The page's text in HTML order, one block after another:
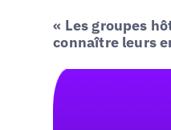
« Les groupes
connaître leurs